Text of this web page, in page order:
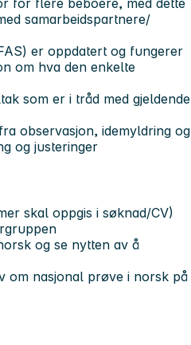
for flere beboere, med dette
samarbeidspartnere/
er oppdatert og fungerer
om hva den enkelte
som er i tråd med gjeldende
observasjon, idemyldring og
og justeringer
skal oppgis i søknad/CV)
og se nytten av å
om nasjonal prøve i norsk på